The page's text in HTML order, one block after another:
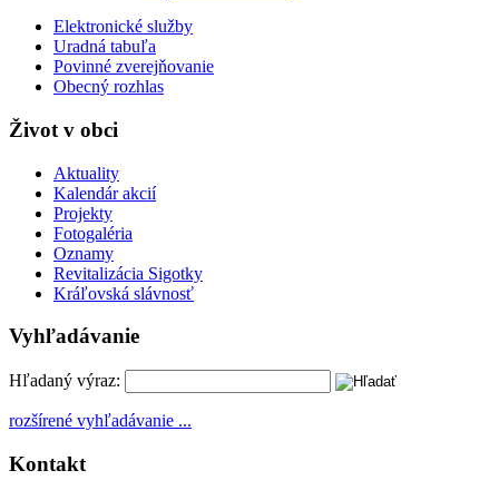
Elektronické služby
Uradná tabuľa
Povinné zverejňovanie
Obecný rozhlas
Život v obci
Aktuality
Kalendár akcií
Projekty
Fotogaléria
Oznamy
Revitalizácia Sigotky
Kráľovská slávnosť
Vyhľadávanie
Hľadaný výraz:
rozšírené vyhľadávanie ...
Kontakt